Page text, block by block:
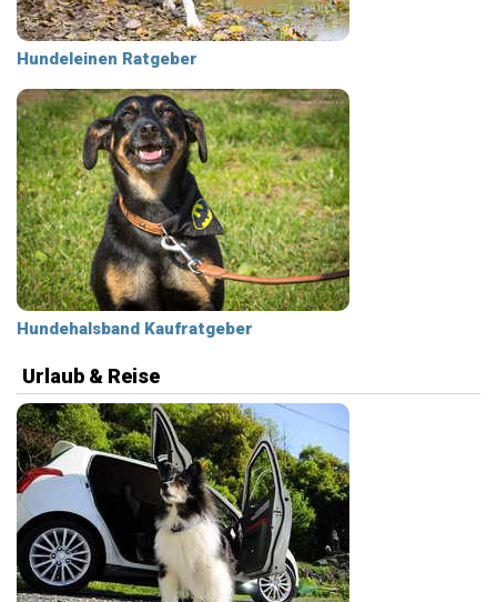
Hundeleinen Ratgeber
Hundehalsband Kaufratgeber
Urlaub & Reise